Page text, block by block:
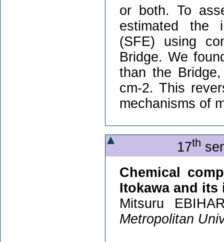
or both. To
estimated the
(SFE) using
Bridge. We
than the
cm-2. This
mechanisms of
17th
Chemical
Itokawa and
Mitsuru
Metropolitan